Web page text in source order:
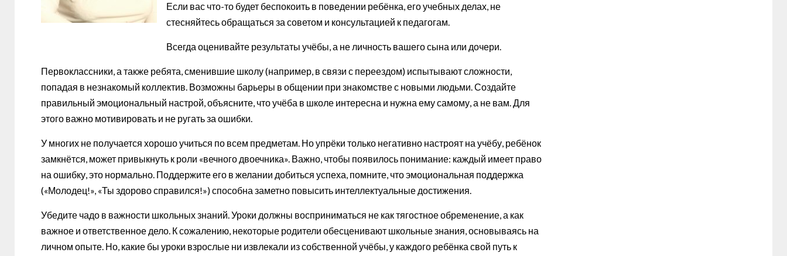
Если вас что-то будет беспокоить в поведении ребёнка, его учебных делах, не
стесняйтесь обращаться за советом и консультацией к педагогам.
Всегда оценивайте результаты учёбы, а не личность вашего сына или дочери.
Первоклассники, а также ребята, сменившие школу (например, в связи с переездом) испытывают сложности,
попадая в незнакомый коллектив. Возможны барьеры в общении при знакомстве с новыми людьми. Создайте
правильный эмоциональный настрой, объясните, что учёба в школе интересна и нужна ему самому, а не вам. Для
этого важно мотивировать и не ругать за ошибки.
У многих не получается хорошо учиться по всем предметам. Но упрёки только негативно настроят на учёбу, ребёнок
замкнётся, может привыкнуть к роли «вечного двоечника». Важно, чтобы появилось понимание: каждый имеет право
на ошибку, это нормально. Поддержите его в желании добиться успеха, помните, что эмоциональная поддержка
(«Молодец!», «Ты здорово справился!») способна заметно повысить интеллектуальные достижения.
Убедите чадо в важности школьных знаний. Уроки должны восприниматься не как тягостное обременение, а как
важное и ответственное дело. К сожалению, некоторые родители обесценивают школьные знания, основываясь на
личном опыте. Но, какие бы уроки взрослые ни извлекали из собственной учёбы, у каждого ребёнка свой путь к